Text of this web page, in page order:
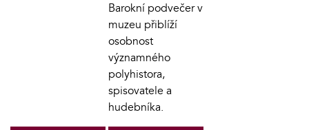
Barokní podvečer v
muzeu přiblíží
osobnost
významného
polyhistora,
spisovatele a
hudebníka.